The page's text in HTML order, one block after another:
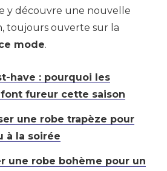
y découvre une nouvelle
toujours ouverte sur la
mode.
have : pourquoi les
fureur cette saison
une robe trapèze pour
à la soirée
une robe bohème pour un